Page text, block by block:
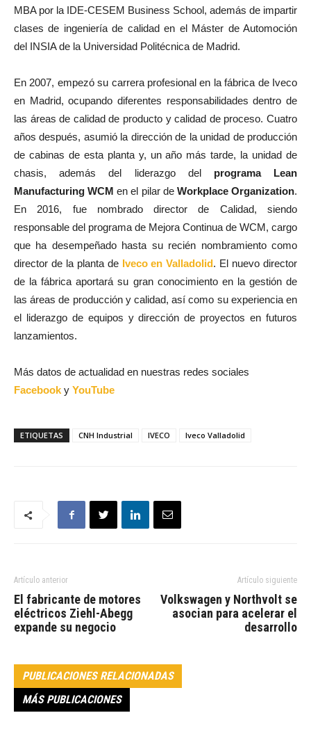
MBA por la IDE-CESEM Business School, además de impartir
clases de ingeniería de calidad en el Máster de Automoción
del INSIA de la Universidad Politécnica de Madrid.
En 2007, empezó su carrera profesional en la fábrica de Iveco
en Madrid, ocupando diferentes responsabilidades dentro de
las áreas de calidad de producto y calidad de proceso. Cuatro
años después, asumió la dirección de la unidad de producción
de cabinas de esta planta y, un año más tarde, la unidad de
chasis, además del liderazgo del programa Lean
Manufacturing WCM en el pilar de Workplace Organization.
En 2016, fue nombrado director de Calidad, siendo
responsable del programa de Mejora Continua de WCM, cargo
que ha desempeñado hasta su recién nombramiento como
director de la planta de Iveco en Valladolid. El nuevo director
de la fábrica aportará su gran conocimiento en la gestión de
las áreas de producción y calidad, así como su experiencia en
el liderazgo de equipos y dirección de proyectos en futuros
lanzamientos.
Más datos de actualidad en nuestras redes sociales
Facebook y YouTube
ETIQUETAS CNH Industrial IVECO Iveco Valladolid
Artículo anterior
El fabricante de motores
eléctricos Ziehl-Abegg
expande su negocio
Artículo siguiente
Volkswagen y Northvolt se
asocian para acelerar el
desarrollo
PUBLICACIONES RELACIONADAS
MÁS PUBLICACIONES